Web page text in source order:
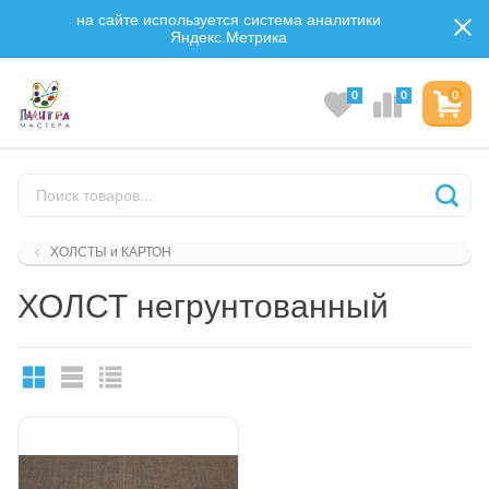
на сайте используется система аналитики
Яндекс.Метрика
0
0 0
ХОЛСТЫ и КАРТОН
ХОЛСТ негрунтованный